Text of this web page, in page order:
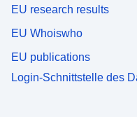
EU research results
EU Whoiswho
EU publications
Login-Schnittstelle des